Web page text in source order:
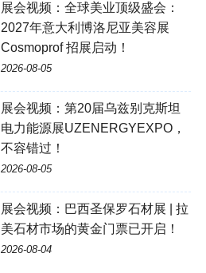
展会视频：全球美业顶级盛会：
2027年意大利博洛尼亚美容展
Cosmoprof 招展启动！
2026-08-05
展会视频：第20届乌兹别克斯坦
电力能源展UZENERGYEXPO，
不容错过！
2026-08-05
展会视频：巴西圣保罗石材展 | 拉
美石材市场的黄金门票已开启！
2026-08-04